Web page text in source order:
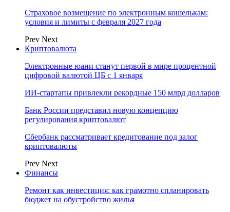
Страховое возмещение по электронным кошелькам:
условия и лимиты с февраля 2027 года
Prev Next
Криптовалюта
Электронные юани станут первой в мире процентной
цифровой валютой ЦБ с 1 января
ИИ-стартапы привлекли рекордные 150 млрд долларов
Банк России представил новую концепцию
регулирования криптовалют
Сбербанк рассматривает кредитование под залог
криптовалюты
Prev Next
Финансы
Ремонт как инвестиция: как грамотно спланировать
бюджет на обустройство жилья